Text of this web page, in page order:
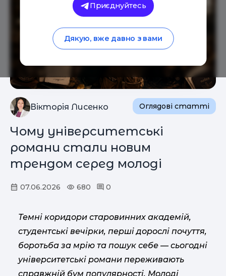
Вікторія Лисенко Оглядові статті
Чому університетські
романи стали новим
трендом серед молоді
07.06.2026 680 0
Темні коридори старовинних академій,
студентські вечірки, перші дорослі почуття,
боротьба за мрію та пошук себе — сьогодні
університетські романи переживають
справжній бум популярності. Молоді
Приєднуйтесь
Дякую, вже давно з вами